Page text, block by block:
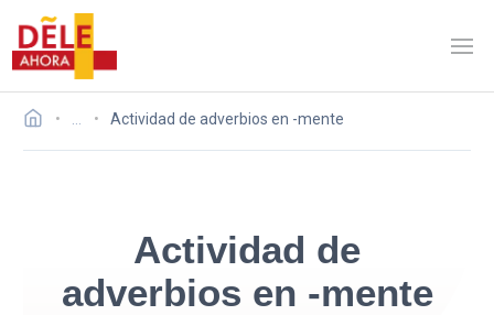
Actividad de adverbios en -mente
Actividad de
adverbios en -mente